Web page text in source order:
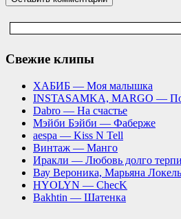
Свежие клипы
ХАБИБ — Моя малышка
INSTASAMKA, MARGO —
Dabro — На счастье
Мэйби Бэйби — Фаберже
aespa — Kiss N Tell
Винтаж — Манго
Иракли — Любовь долго
Вау Вероника, Марьяна
HYOLYN — ChecK
Bakhtin — Шатенка